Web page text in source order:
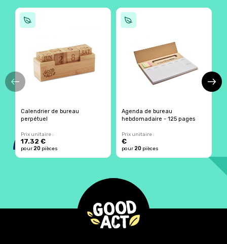
Calendrier de bureau
perpétuel
Prix unitaire :
17.32 €
pour20 pièces
Agenda de bureau
hebdomadaire - 125 pages
Prix unitaire :
€
pour20 pièces